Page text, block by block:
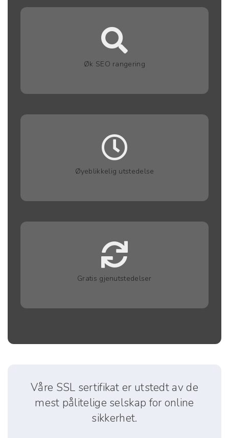
Øk SEO rangering
Øyeblikkelig utstedelse
Gratis gjenutstedelser
Våre SSL sertifikat er utstedt av de
mest pålitelige selskap for online
sikkerhet.